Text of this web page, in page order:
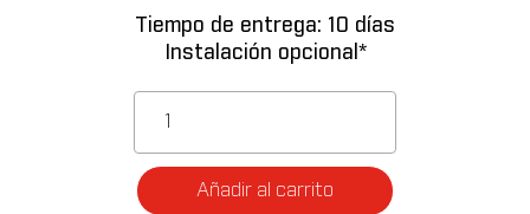
Tiempo de entrega: 10 días
Instalación opcional*
Añadir al carrito